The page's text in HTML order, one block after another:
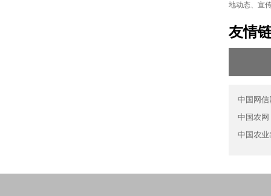
地动态、宣
友情
中国网信
中国农网
中国农业